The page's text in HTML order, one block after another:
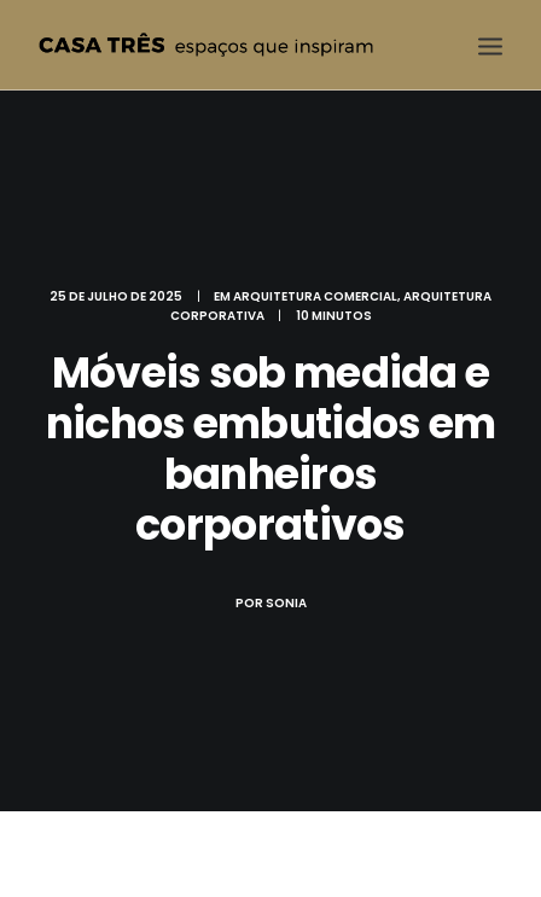
CONTATO
25 DE JULHO DE 2025 | EMARQUITETURA COMERCIAL, ARQUITETURA
CORPORATIVA
| 10 MINUTOS
Móveis sob medida e
nichos embutidos em
banheiros
corporativos
POR SONIA